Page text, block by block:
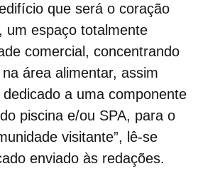
que será o coração
um espaço totalmente
comercial, concentrando
área alimentar, assim
a uma componente
piscina e/ou SPA, para o
visitante”, lê-se
enviado às redações.